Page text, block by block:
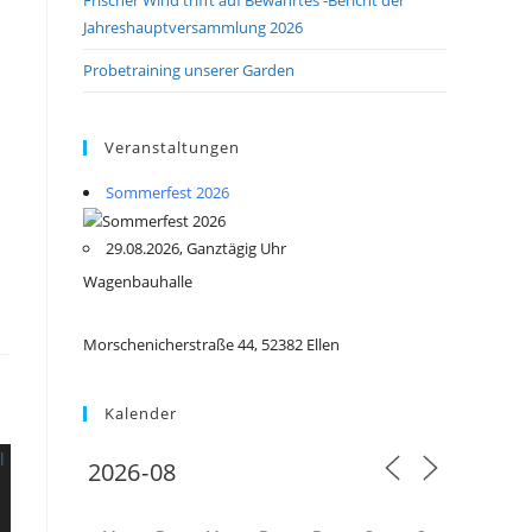
Jahreshauptversammlung 2026
Probetraining unserer Garden
Veranstaltungen
Sommerfest 2026
29.08.2026, Ganztägig Uhr
Wagenbauhalle
Morschenicherstraße 44, 52382 Ellen
Kalender